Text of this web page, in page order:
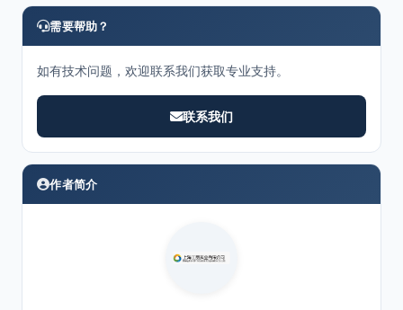
需要帮助？
如有技术问题，欢迎联系我们获取专业支持。
联系我们
作者简介